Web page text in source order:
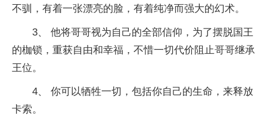
不驯，有着一张漂亮的脸，有着纯净而强大的幻术。
3、 他将哥哥视为自己的全部信仰，为了摆脱国王
的枷锁，重获自由和幸福，不惜一切代价阻止哥哥继承
王位。
4、 你可以牺牲一切，包括你自己的生命，来释放
卡索。